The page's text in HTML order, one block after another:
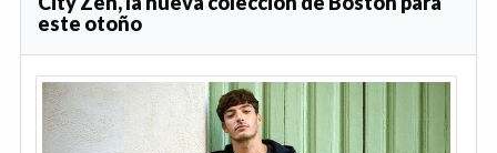
este otoño